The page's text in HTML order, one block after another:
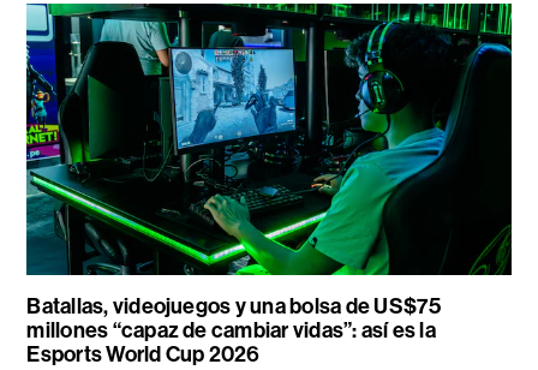
Batallas, videojuegos y una bolsa de US$75
millones “capaz de cambiar vidas”: así es la
Esports World Cup 2026